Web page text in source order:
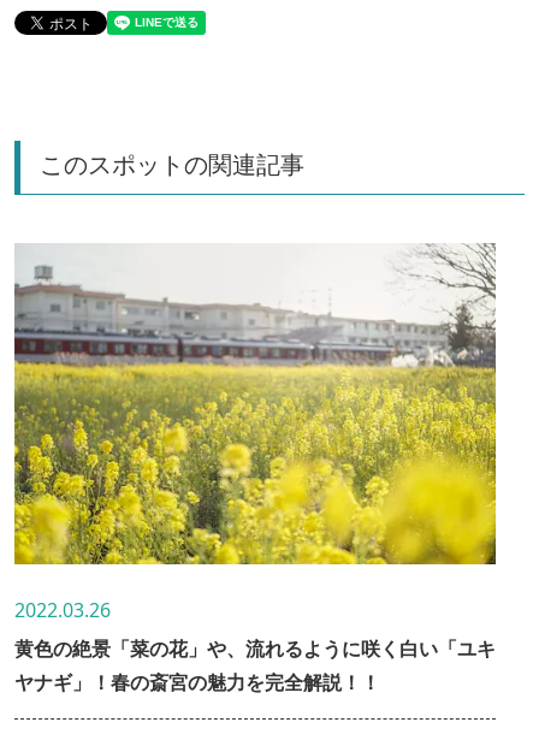
このスポットの関連記事
2022.03.26
黄色の絶景「菜の花」や、流れるように咲く白い「ユキ
ヤナギ」！春の斎宮の魅力を完全解説！！